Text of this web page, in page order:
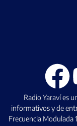
Radio Yaraví es
informativos y de
Frecuencia